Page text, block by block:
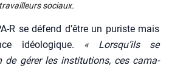
sociaux.
se défend d’être un puriste mais
idéo­lo­gique.
« Lors­qu’ils se
de gérer les ins­ti­tu­tions, ces cama­